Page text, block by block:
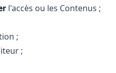
l'accès ou les Contenus ;
;
;